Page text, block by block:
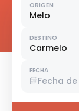
ORIGEN
Melo
DESTINO
Carmelo
FECHA
Fecha